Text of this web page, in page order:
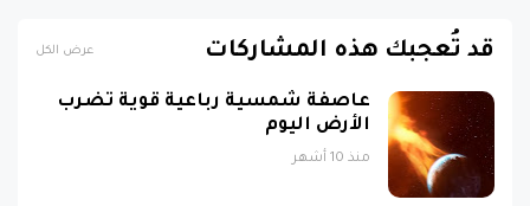
عاصفة شمسية رباعية قوية تضرب
الأرض اليوم
منذ 10 أشهر